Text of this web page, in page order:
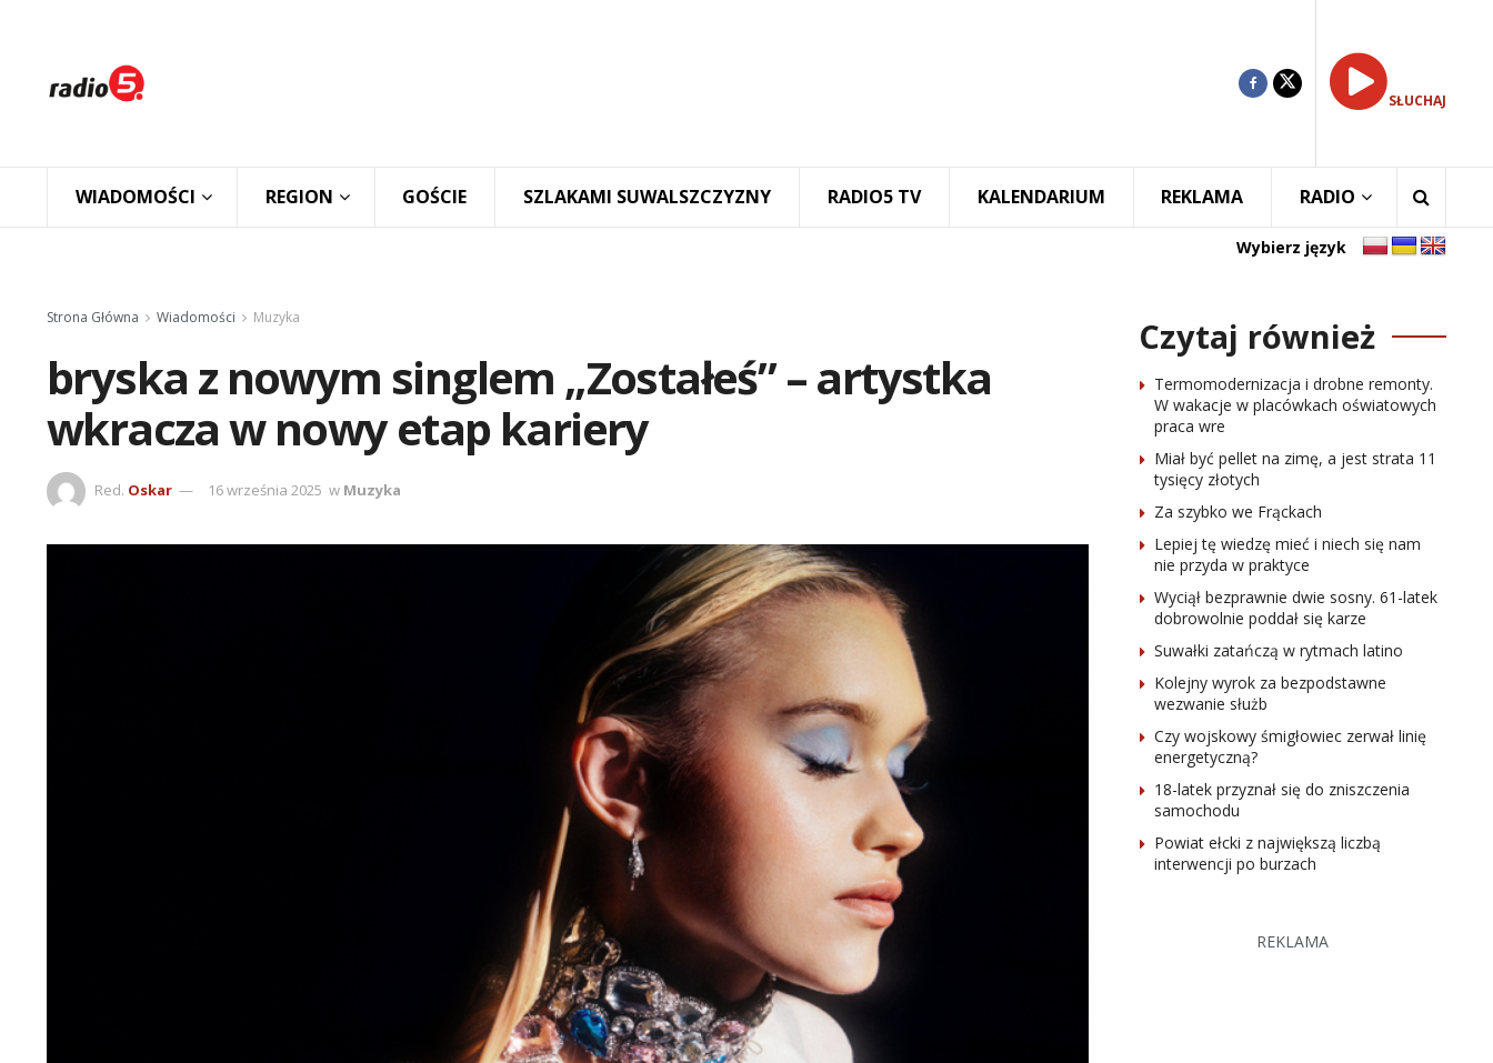
SŁUCHAJ
WIADOMOŚCI REGION GOŚCIE SZLAKAMI SUWALSZCZYZNY RADIO5 TV KALENDARIUM REKLAMA RADIO
Wybierz język
Strona Główna Wiadomości Muzyka
bryska z nowym singlem „Zostałeś” – artystka
wkracza w nowy etap kariery
Red. Oskar 16 września 2025 w Muzyka
Czytaj również
Termomodernizacja i drobne remonty.
W wakacje w placówkach oświatowych
praca wre
Miał być pellet na zimę, a jest strata 11
tysięcy złotych
Za szybko we Frąckach
Lepiej tę wiedzę mieć i niech się nam
nie przyda w praktyce
Wyciął bezprawnie dwie sosny. 61-latek
dobrowolnie poddał się karze
Suwałki zatańczą w rytmach latino
Kolejny wyrok za bezpodstawne
wezwanie służb
Czy wojskowy śmigłowiec zerwał linię
energetyczną?
18-latek przyznał się do zniszczenia
samochodu
Powiat ełcki z największą liczbą
interwencji po burzach
REKLAMA